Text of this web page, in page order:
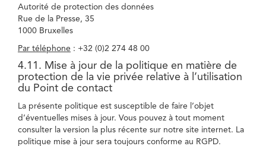
Autorité de protection des données
Rue de la Presse, 35
1000 Bruxelles
Par téléphone : +32 (0)2 274 48 00
4.11. Mise à jour de la politique en matière de
protection de la vie privée relative à l’utilisation
du Point de contact
La présente politique est susceptible de faire l’objet
d’éventuelles mises à jour. Vous pouvez à tout moment
consulter la version la plus récente sur notre site internet. La
politique mise à jour sera toujours conforme au RGPD.